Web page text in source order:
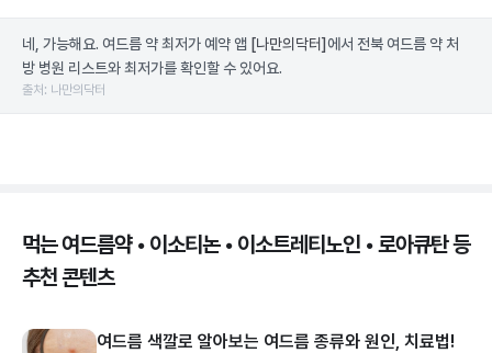
네, 가능해요. 여드름 약 최저가 예약 앱 [나만의닥터] 에서 전북 여드름 약 처
방 병원 리스트와 최저가를 확인할 수 있어요.
출처: 나만의닥터
먹는 여드름약 • 이소티논 • 이소트레티노인 • 로아큐탄 등
추천 콘텐츠
여드름 색깔로 알아보는 여드름 종류와 원인, 치료법!